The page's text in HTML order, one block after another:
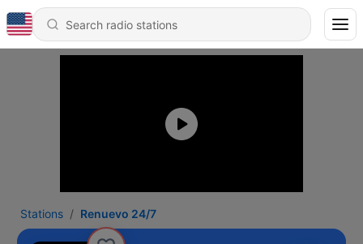
Stations Renuevo 24/7